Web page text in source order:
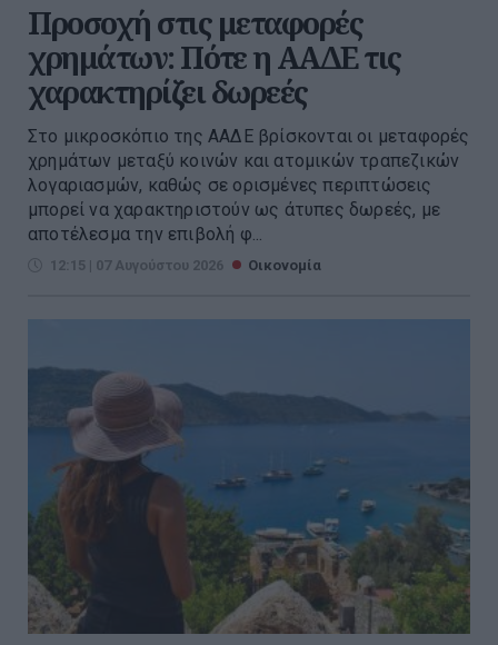
Προσοχή στις μεταφορές
χρημάτων: Πότε η ΑΑΔΕ τις
χαρακτηρίζει δωρεές
Στο μικροσκόπιο της ΑΑΔΕ βρίσκονται οι μεταφορές
χρημάτων μεταξύ κοινών και ατομικών τραπεζικών
λογαριασμών, καθώς σε ορισμένες περιπτώσεις
μπορεί να χαρακτηριστούν ως άτυπες δωρεές, με
αποτέλεσμα την επιβολή φ...
12:15 | 07 Αυγούστου 2026 Οικονομία